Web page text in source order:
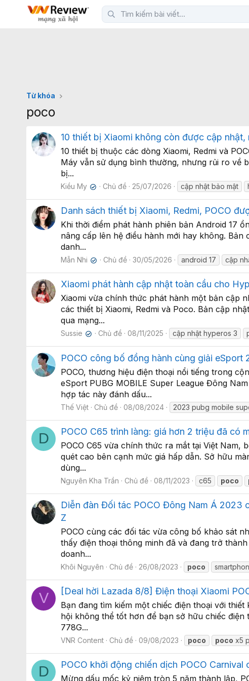
Từ khóa
poco
10 thiết bị Xiaomi không còn được cập
10 thiết bị thuộc các dòng Xiaomi, Redmi và
Máy vẫn sử dụng bình thường, nhưng rủi ro về
bị...
Kiều My ✔ Chủ đề 25/07/2026 cập nhật bảo mật
Danh sách thiết bị Xiaomi, Redmi, POCO
Khi thời điểm phát hành phiên bản Android 17
nâng cấp lên hệ điều hành mới hay không.
danh...
Mẫn Nhi ✔ Chủ đề 30/05/2026 android 17 cập
Xiaomi phát hành cập nhật toàn cầu cho
Xiaomi vừa chính thức phát hành một bản cập
các thiết bị Xiaomi, Redmi và Poco. Bản cập
qua mạng...
Sussie ✔ Chủ đề 08/11/2025 cập nhật hyperos 3
POCO công bố đồng hành cùng giải eSport
POCO, thương hiệu điện thoại nổi tiếng trong
eSport PUBG MOBILE Super League Đông
hợp tác này đánh dấu...
Thế Việt Chủ đề 08/08/2024 2023 pubg mobile
D POCO C65 trình làng: giá hơn 2 triệu đã có
POCO C65 vừa chính thức ra mắt tại Việt
quét cao bên cạnh mức giá hấp dẫn. Sở hữu
dùng...
Nguyên Kha Trần Chủ đề 08/11/2023 c65 poco
Diễn đàn Đối tác POCO Đông Nam Á 2023
Z
POCO cùng các đối tác vừa công bố khảo sát
thấy điện thoại thông minh đã và đang trở
doanh...
Khôi Nguyên Chủ đề 26/08/2023 poco
V [Deal hời Lazada 8/8] Điện thoại Xiaomi
Bạn đang tìm kiếm một chiếc điện thoại với
hội không thể tốt hơn để bạn sở hữu chiếc điện
778G...
VNR Content Chủ đề 09/08/2023 poco poco x5
D POCO khởi động chiến dịch POCO
Mừng dấu mốc kỷ niệm tròn 5 năm thành lập,